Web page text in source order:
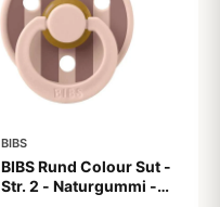
BIBS
BIBS Rund Colour Sut -
Str. 2 - Naturgummi -